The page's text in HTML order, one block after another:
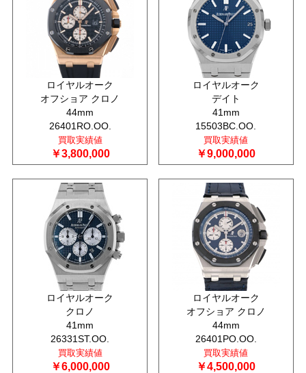
ロイヤルオーク
オフショア クロノ
44mm
26401RO.OO.
買取実績値
￥3,800,000
ロイヤルオーク
デイト
41mm
15503BC.OO.
買取実績値
￥9,000,000
ロイヤルオーク
クロノ
41mm
26331ST.OO.
買取実績値
￥6,000,000
ロイヤルオーク
オフショア クロノ
44mm
26401PO.OO.
買取実績値
￥4,500,000